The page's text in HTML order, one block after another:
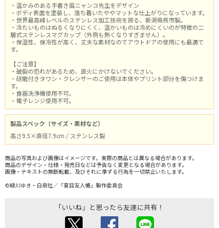
・温かみのある手書き風ニャンコ先生をデザイン
・ボディ表面を塗装し、落ち着いたややマットな仕上がりになっています。
・世界最高峰レベルのステンレス加工技術を誇る、新潟県燕市製。
・冷たいものはぬるくなりにくく、温かいものは冷めにくいのが特徴の二
層式ステンレスマグカップ（外側も熱くなりすぎません）。
・保温性、保冷性が高く、丈夫な素材なのでアウトドアの使用にも最適で
す。
【ご注意】
・破裂の恐れがあるため、直火にかけないでください。
・研磨付きタワシ・クレンザーのご使用は本体やプリント部分を傷つけま
す。
・食器洗浄機使用不可。
・電子レンジ使用不可。
製品スペック（サイズ・素材など）
高さ9.5×直径7.9cm / ステンレス製
商品の写真および画像はイメージです。実際の商品とは異なる場合があります。
商品のデザイン・仕様・発売日などは予告なく変更となる場合があります。
画像・テキストの無断転載、及びそれに準ずる行為を一切禁止いたします。
©緑川ゆき・白泉社／「夏目友人帳」製作委員会
「いいね」と思ったら友達に共有！